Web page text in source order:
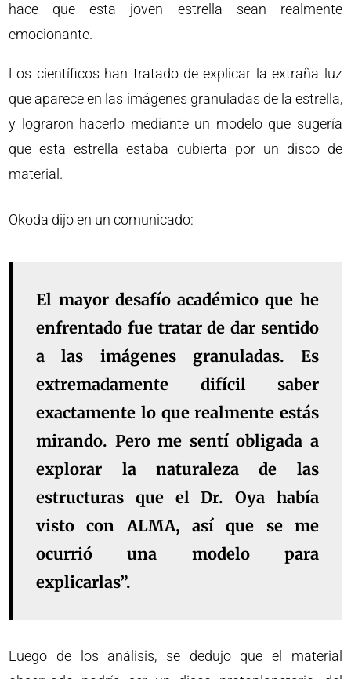
hace que esta joven estrella sean realmente
emocionante.
Los científicos han tratado de explicar la extraña luz
que aparece en las imágenes granuladas de la estrella,
y lograron hacerlo mediante un modelo que sugería
que esta estrella estaba cubierta por un disco de
material.
Okoda dijo en un comunicado:
El mayor desafío académico que he
enfrentado fue tratar de dar sentido
a las imágenes granuladas. Es
extremadamente difícil saber
exactamente lo que realmente estás
mirando. Pero me sentí obligada a
explorar la naturaleza de las
estructuras que el Dr. Oya había
visto con ALMA, así que se me
ocurrió una modelo para
explicarlas”.
Luego de los análisis, se dedujo que el material